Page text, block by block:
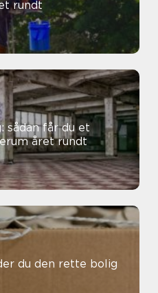
rundt
sådan får du et
året rundt
du den rette bolig